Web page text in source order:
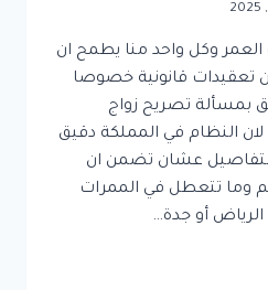
وكل واحد منا يطمح ان
تعقيدات قانونية خصوصا
بمسألة تصريح زواج
النظام في المملكة دقيق
عشان تضمن ان
وما تتعطل في الممرات
أو جدة…